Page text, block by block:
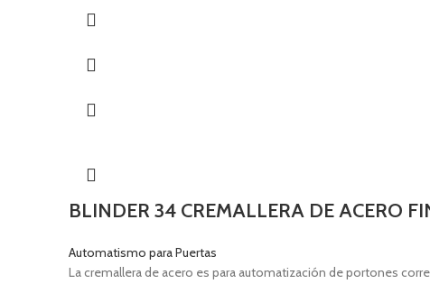
BLINDER 34 CREMALLERA DE ACERO
Automatismo para Puertas
La cremallera de acero es para automatización de portones